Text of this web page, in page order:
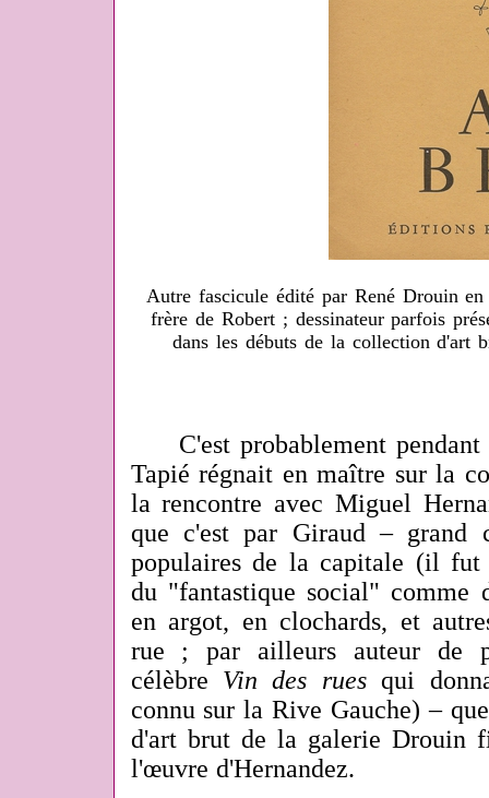
Autre fascicule édité par René Drouin
frère de Robert ; dessinateur parfois
dans les débuts de la collection d'art
C'est probablement pendant
Tapié régnait en maître sur la
la rencontre avec Miguel
que c'est par Giraud – grand
populaires de la capitale (il fut
du "fantastique social" comme
en argot, en clochards, et
rue ; par ailleurs auteur de
célèbre Vin des ruesqui
connu sur la Rive Gauche) –
d'art brut de la galerie Drouin
l'œuvre d'Hernandez.